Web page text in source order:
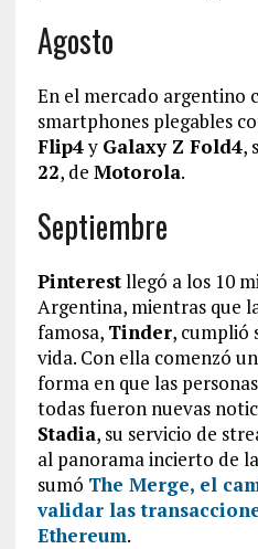
Agosto
En el mercado argentino
smartphones plegables
Flip4y Galaxy Z Fold4,
22, de Motorola.
Septiembre
Pinterestllegó a los 10
Argentina, mientras que
famosa, Tinder, cumplió
vida. Con ella comenzó
forma en que las
todas fueron nuevas
Stadia, su servicio de
al panorama incierto de
sumó The Merge, el
validar las
Ethereum.